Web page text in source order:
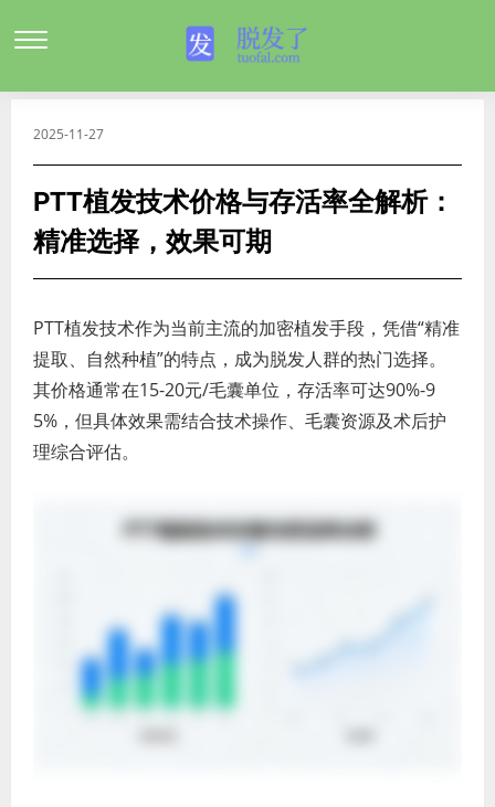
2025-11-27
PTT植发技术价格与存活率全解析：
精准选择，效果可期
PTT植发技术作为当前主流的加密植发手段，凭借“精准
提取、自然种植”的特点，成为脱发人群的热门选择。
其价格通常在15-20元/毛囊单位，存活率可达90%-9
5%，但具体效果需结合技术操作、毛囊资源及术后护
理综合评估。